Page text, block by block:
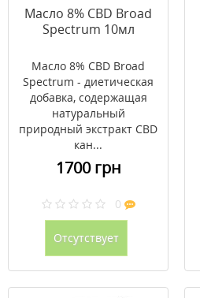
Масло 8% СBD Broad
Spectrum 10мл
Масло 8% СBD Broad
Spectrum - диетическая
добавка, содержащая
натуральный
природный экстракт СBD
кан...
1700 грн
0
Отсутствует